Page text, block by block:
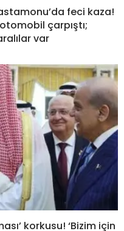
feci kaza!
çarpıştı;
var
korkusu! ‘Bizim için